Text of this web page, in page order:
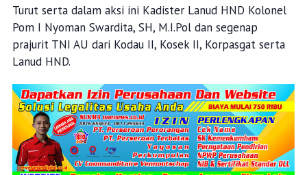
Turut serta dalam aksi ini Kadister Lanud HND Kolonel
Pom I Nyoman Swardita, SH, M.I.Pol dan segenap
prajurit TNI AU dari Kodau II, Kosek II, Korpasgat serta
Lanud HND.